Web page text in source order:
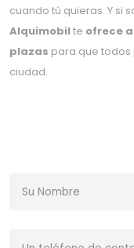
cuando tú quieras. Y si
Alquimobilte ofrece
plazas para que
ciudad.